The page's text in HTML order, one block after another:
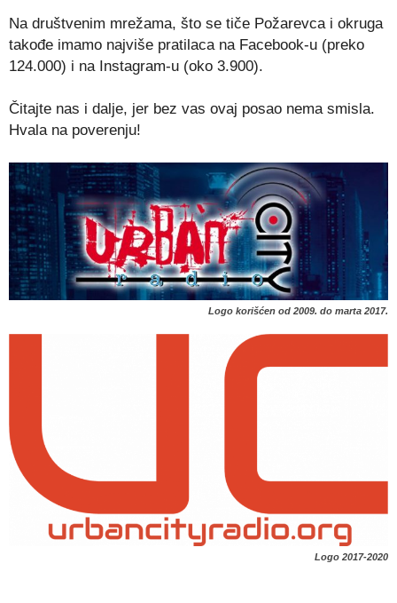
Na društvenim mrežama, što se tiče Požarevca i okruga
takođe imamo najviše pratilaca na Facebook-u (preko
124.000) i na Instagram-u (oko 3.900).
Čitajte nas i dalje, jer bez vas ovaj posao nema smisla.
Hvala na poverenju!
Logo korišćen od 2009. do marta 2017.
Logo 2017-2020